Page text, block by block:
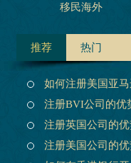
移民海外
推荐 热门
如何注册美国亚
注册BVI公司的优
注册英国公司的
注册美国公司的